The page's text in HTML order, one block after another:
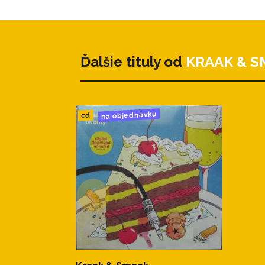
Ďalšie tituly od KRAAK &
cd na objednávku